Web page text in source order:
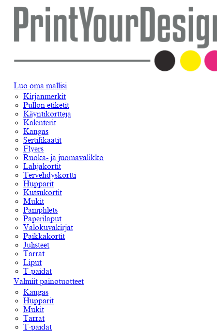
Luo oma mallisi
Kirjanmerkit
Pullon etiketit
Käyntikortteja
Kalenterit
Kangas
Sertifikaatit
Flyers
Ruoka- ja juomavalikko
Lahjakortit
Tervehdyskortti
Hupparit
Kutsukortit
Mukit
Pamphlets
Paperilaput
Valokuvakirjat
Paikkakortit
Julisteet
Tarrat
Liput
T-paidat
Valmiit painotuotteet
Kangas
Hupparit
Mukit
Tarrat
T-paidat